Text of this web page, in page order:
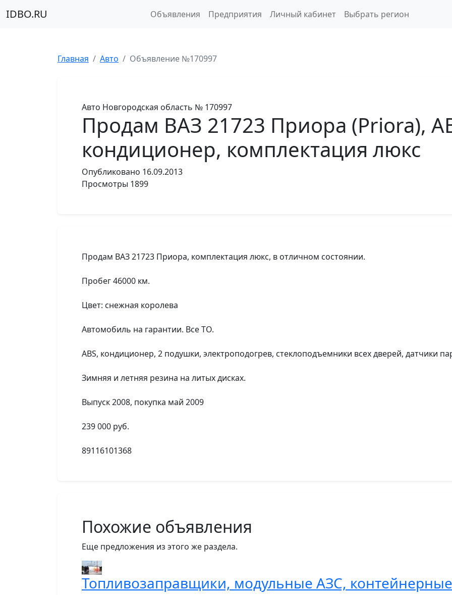
IDBO.RU Объявления Предприятия Личный кабинет Выбрать регион
Главная Авто Объявление №170997
Авто Новгородская область № 170997
Продам ВАЗ 21723 Приора (Priora),
кондиционер, комплектация люкс
Опубликовано 16.09.2013
Просмотры 1899
Продам ВАЗ 21723 Приора, комплектация люкс, в отличном состоянии.
Пробег 46000 км.
Цвет: снежная королева
Автомобиль на гарантии. Все ТО.
ABS, кондиционер, 2 подушки, электроподогрев, стеклоподъемники всех дверей, датчики
Зимняя и летняя резина на литых дисках.
Выпуск 2008, покупка май 2009
239 000 руб.
89116101368
Похожие объявления
Еще предложения из этого же раздела.
Топливозаправщики, модульные АЗС,